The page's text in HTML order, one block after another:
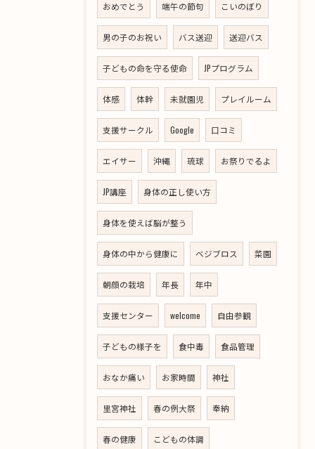
おめでとう 端午の節句 こいのぼり
男の子のお祝い バス送迎 送迎バス
子どもの命を守る使命 JPプログラム
体感 体幹 未就園児 プレイルーム
支援サークル Google 口コミ
エイサー 沖縄 琉球 お祭りでるよ
JP講座 身体の正し使い方
身体を使えば脳が整う
身体の中から健康に ベジブロス 菜園
朝顔の栽培 年長 年中
支援センター welcome 自由参観
子どもの様子を 食中毒 食品管理
おなか痛い お家時間 神社
里宮神社 春の例大祭 奉納
春の健康 こどもの体調